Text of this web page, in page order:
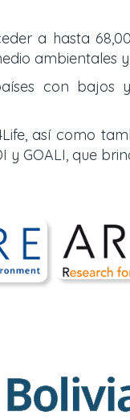
a hasta
ambientales
con
así como
y GOALI, que